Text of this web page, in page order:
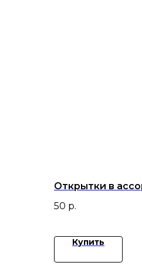
Открытки в
50 р.
Купить